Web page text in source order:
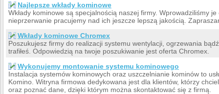
Najlepsze wkłady kominowe
Wkłady kominowe są specjalnością naszej firmy. Wprowadziliśmy
nieprzerwanie pracujemy nad ich jeszcze lepszą jakością.
Wkłady kominowe Chromex
Poszukujesz firmy do realizacji systemu wentylacji, ogrzewania
trafiłeś. Odpowiedzią na twoje poszukiwanie jest oferta Chromex.
Wykonujemy montowanie systemu kominowego
Instalacja systemów kominowych oraz uszczelnianie kominów to
Komino. Witryna firmowa dedykowana jest dla klientów, którzy
oraz poznać dane, dzięki którym można skontaktować się z firmą.